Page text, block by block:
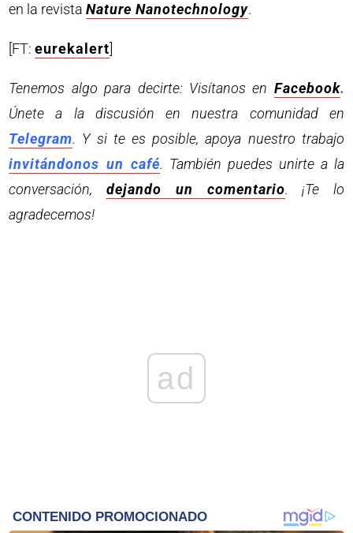
en la revistaNature Nanotechnology.
[FT:eurekalert
Tenemos algo para decirte: Visítanos en Facebook.
Únete a la discusión en nuestra comunidad en
Telegram. Y si te es posible, apoya nuestro trabajo
invitándonos un café. También puedes unirte a la
conversación, dejando un comentario. ¡Te lo
agradecemos!
ad